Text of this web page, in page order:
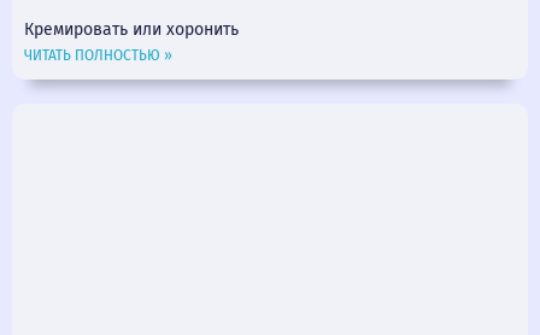
Кремировать или хоронить
ЧИТАТЬ ПОЛНОСТЬЮ »